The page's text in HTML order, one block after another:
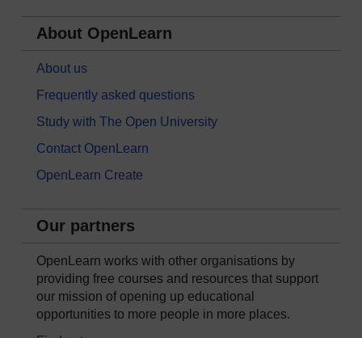
About OpenLearn
About us
Frequently asked questions
Study with The Open University
Contact OpenLearn
OpenLearn Create
Our partners
OpenLearn works with other organisations by
providing free courses and resources that support
our mission of opening up educational
opportunities to more people in more places.